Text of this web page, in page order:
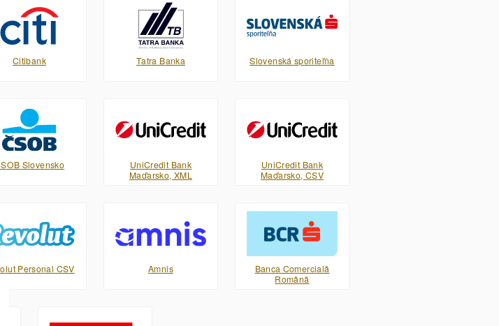
Citibank Tatra Banka Slovenská sporiteľňa
Slovensko
UniCredit Bank
Maďarsko, XML
UniCredit Bank
Maďarsko, CSV
Personal CSV Amnis
Banca Comercială
Română